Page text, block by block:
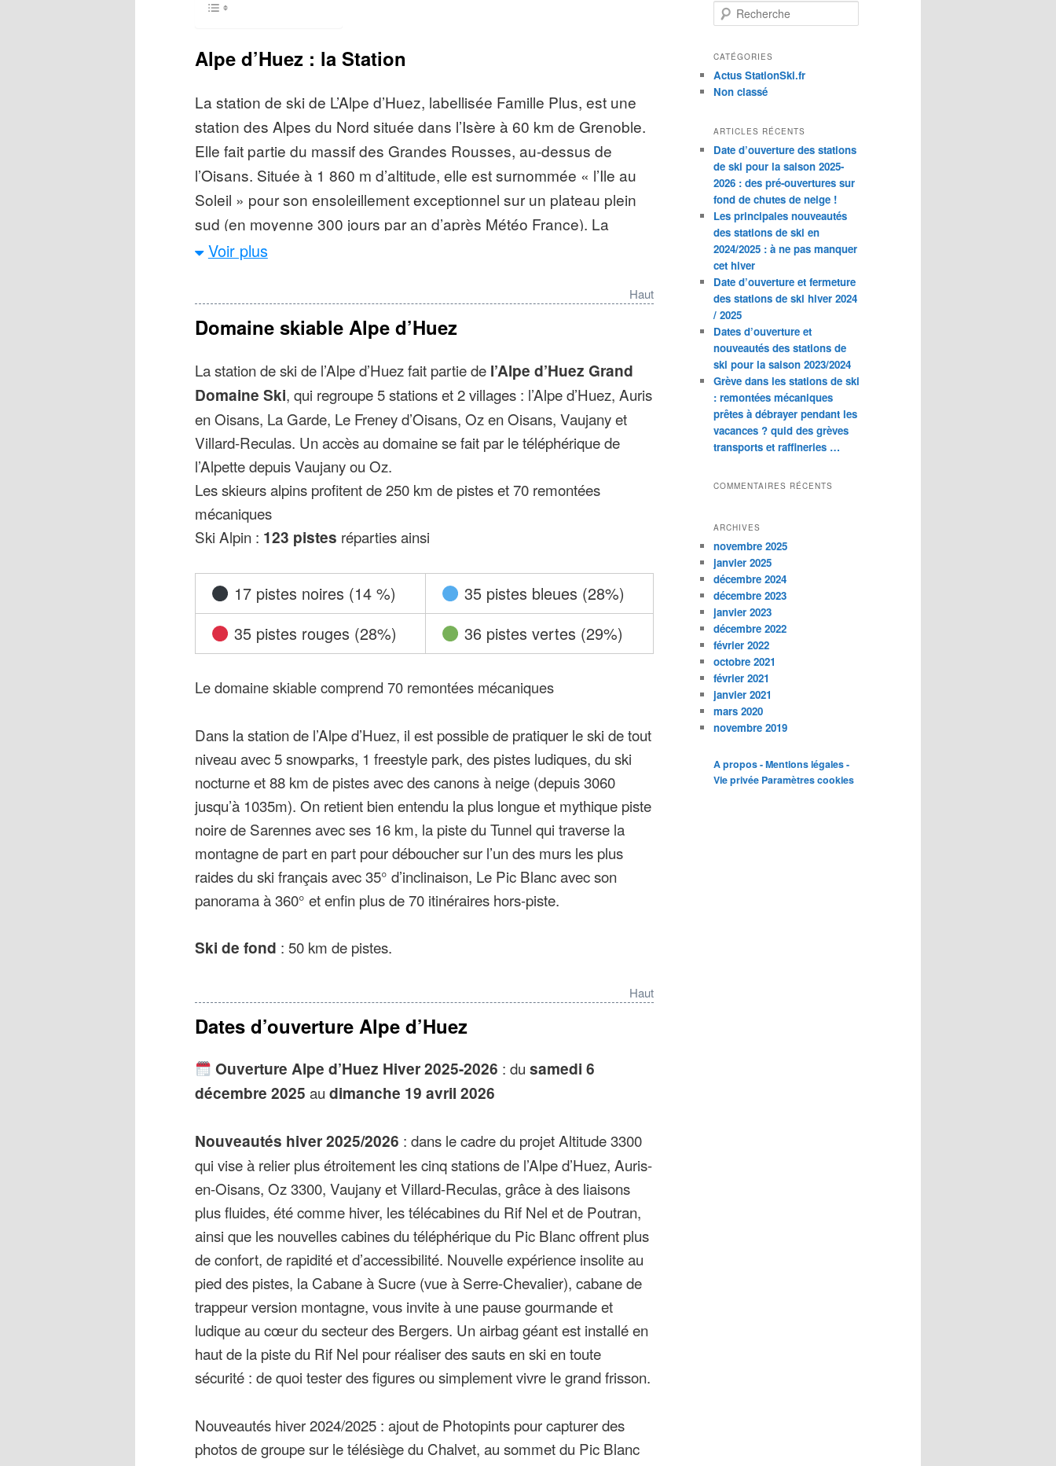
Alpe d’Huez : la Station
La station de ski de L’Alpe d’Huez, labellisée Famille Plus, est une
station des Alpes du Nord située dans l’Isère à 60 km de Grenoble.
Elle fait partie du massif des Grandes Rousses, au-dessus de
l’Oisans. Située à 1 860 m d’altitude, elle est surnommée « l’Ile au
Soleil » pour son ensoleillement exceptionnel sur un plateau plein
sud (en moyenne 300 jours par an d’après Météo France). La
station qui possède un palais des sports et des congrès accueille,
du film de comédie. C’est aussi un haut lieu du cyclisme apprécié
par le Critérium du Dauphiné, le Tour de France ou les
cyclotouristes amateurs. L’Alpe d’Huez possède un altiport et une
église moderne avec des vitraux décorés par l’artiste Arcabas et un
orgue unique au monde. Elle fait partie de l’Alpe d’Huez Grand
Domaine ski,avec les stations d’Auris, de Vaujany, d’Oz et de
Villard-Reculas. L’Alpe d’Huez est proche du Parc National des
Ecrins et de la Meije. Les amateurs de ski apprécient la mythique
piste noire de Sarenne, longue de 16 km, sans oublier la piste du
Tunnel qui traverse la montagne de part en part pour déboucher sur
l’un des murs les plus raides du ski français avec 35° d’inclinaison
musique électro, le festival Tomorrowland Winter se tient chaque
année à l’Alpe d’Huez en mars. Possibilité de profiter de la luge sur
rail (700m de descente, 65m de dénivelé et des pointes à 40 km/h
Altitude Alpe d’Huez :
ses pistes s’étagent de 1 109 m à 3 640 d’altitude, sur le glacier de
Sarenne.
Voir plus
Haut
Domaine skiable Alpe d’Huez
La station de ski de l’Alpe d’Huez fait partie de l’Alpe d’Huez Grand
Domaine Ski, qui regroupe 5 stations et 2 villages : l’Alpe d’Huez, Auris
en Oisans, La Garde, Le Freney d’Oisans, Oz en Oisans, Vaujany et
Villard-Reculas. Un accès au domaine se fait par le téléphérique de
l’Alpette depuis Vaujany ou Oz.
Les skieurs alpins profitent de 250 km de pistes et 70 remontées
mécaniques
Ski Alpin : 123 pistes réparties ainsi
17 pistes noires (14 %)
35 pistes bleues (28%)
35 pistes rouges (28%)
36 pistes vertes (29%)
Le domaine skiable comprend 70 remontées mécaniques
Dans la station de l’Alpe d’Huez, il est possible de pratiquer le ski de tout
niveau avec 5 snowparks, 1 freestyle park, des pistes ludiques, du ski
nocturne et 88 km de pistes avec des canons à neige (depuis 3060
jusqu’à 1035m). On retient bien entendu la plus longue et mythique piste
noire de Sarennes avec ses 16 km, la piste du Tunnel qui traverse la
montagne de part en part pour déboucher sur l’un des murs les plus
raides du ski français avec 35° d’inclinaison, Le Pic Blanc avec son
panorama à 360° et enfin plus de 70 itinéraires hors-piste.
Ski de fond : 50 km de pistes.
Haut
Dates d’ouverture Alpe d’Huez
Ouverture Alpe d’Huez Hiver 2025-2026 : dusamedi 6
décembre 2025 au dimanche 19 avril 2026
Nouveautés hiver 2025/2026 : dans le cadre du projet Altitude 3300
qui vise à relier plus étroitement les cinq stations de l’Alpe d’Huez, Auris-
en-Oisans, Oz 3300, Vaujany et Villard-Reculas, grâce à des liaisons
plus fluides, été comme hiver, les télécabines du Rif Nel et de Poutran,
ainsi que les nouvelles cabines du téléphérique du Pic Blanc offrent plus
de confort, de rapidité et d’accessibilité. Nouvelle expérience insolite au
pied des pistes, la Cabane à Sucre (vue à Serre-Chevalier), cabane de
trappeur version montagne, vous invite à une pause gourmande et
ludique au cœur du secteur des Bergers. Un airbag géant est installé en
haut de la piste du Rif Nel pour réaliser des sauts en ski en toute
sécurité : de quoi tester des figures ou simplement vivre le grand frisson.
Nouveautés hiver 2024/2025 : ajout de Photopints pour capturer des
photos de groupe sur le télésiège du Chalvet, au sommet du Pic Blanc
e
h
e
r
e
CATÉGORIES
Actus StationSki.fr
Non classé
ARTICLES RÉCENTS
Date d’ouverture des stations
de ski pour la saison 2025-
2026 : des pré-ouvertures sur
fond de chutes de neige !
Les principales nouveautés
des stations de ski en
2024/2025 : à ne pas manquer
cet hiver
Date d’ouverture et fermeture
des stations de ski hiver 2024
/ 2025
Dates d’ouverture et
nouveautés des stations de
ski pour la saison 2023/2024
Grève dans les stations de ski
: remontées mécaniques
prêtes à débrayer pendant les
vacances ? quid des grèves
transports et raffineries …
COMMENTAIRES RÉCENTS
ARCHIVES
novembre 2025
janvier 2025
décembre 2024
décembre 2023
janvier 2023
décembre 2022
février 2022
octobre 2021
février 2021
janvier 2021
mars 2020
novembre 2019
A propos - Mentions légales -
Vie privée Paramètres cookies